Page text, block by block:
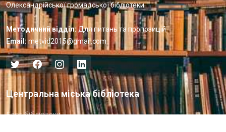
Олександрійської громадської бібліотеки
Методичний відділ: Для питань та пропозицій
Email: metvid2015@gmail.com
Центральна міська бібліотека
Блог бібліотеки